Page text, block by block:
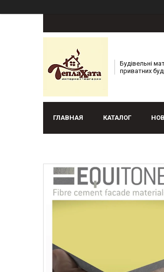
Будівельні
приватних
ГЛАВНАЯ КАТАЛОГ